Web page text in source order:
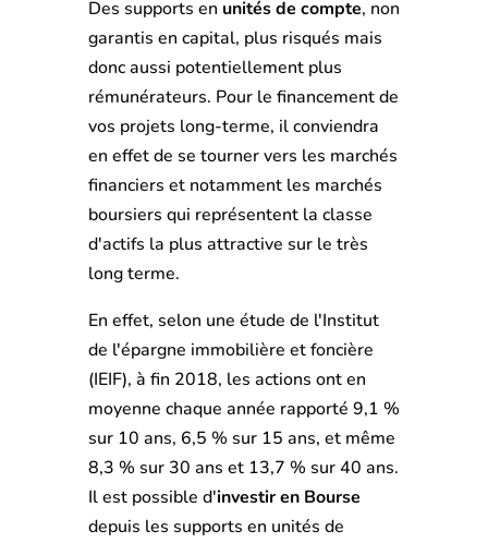
Des supports en unités de compte, non
garantis en capital, plus risqués mais
donc aussi potentiellement plus
rémunérateurs. Pour le financement de
vos projets long-terme, il conviendra
en effet de se tourner vers les marchés
financiers et notamment les marchés
boursiers qui représentent la classe
d'actifs la plus attractive sur le très
long terme.
En effet, selon une étude de l'Institut
de l'épargne immobilière et foncière
(IEIF), à fin 2018, les actions ont en
moyenne chaque année rapporté 9,1 %
sur 10 ans, 6,5 % sur 15 ans, et même
8,3 % sur 30 ans et 13,7 % sur 40 ans.
Il est possible d'investir en Bourse
depuis les supports en unités de